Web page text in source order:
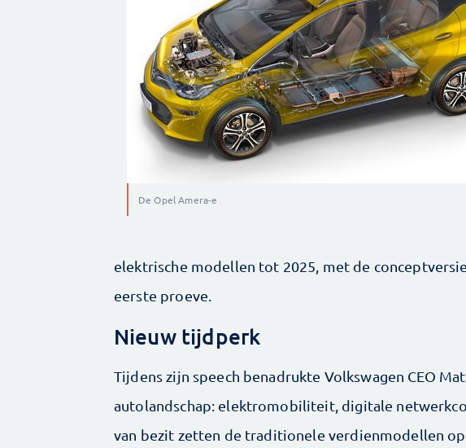
De Opel Amera-e
elektrische modellen tot 2025, met de
eerste proeve.
Nieuw tijdperk
Tijdens zijn speech benadrukte Volkswagen CEO
autolandschap: elektromobiliteit, digitale
van bezit zetten de traditionele verdienmodellen op